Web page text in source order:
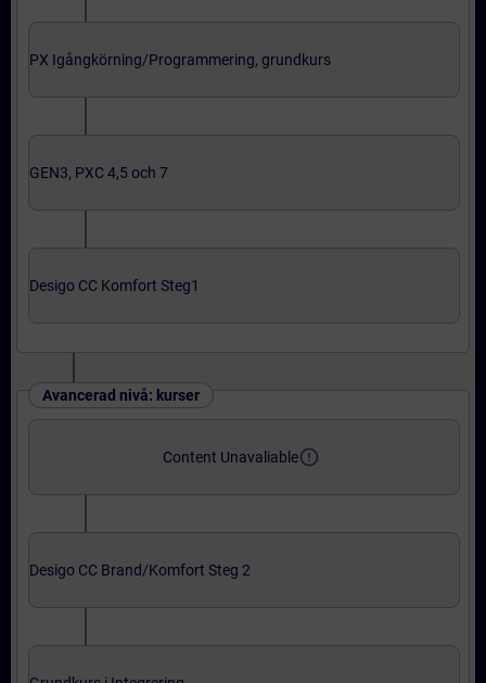
PX Igångkörning/Programmering, grundkurs
GEN3, PXC 4,5 och 7
Desigo CC Komfort Steg1
Avancerad nivå: kurser
Content Unavaliableerror_outline
Desigo CC Brand/Komfort Steg 2